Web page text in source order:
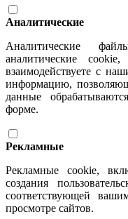
Аналитические
Аналитические
аналитические
взаимодействуете с
информацию,
данные
форме.
Рекламные
Рекламные cookie,
создания
соответствующей
просмотре сайтов.